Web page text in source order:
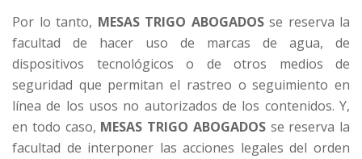
Por lo tanto, MESAS TRIGO ABOGADOSse reserva la
facultad de hacer uso de marcas de agua, de
dispositivos tecnológicos o de otros medios de
seguridad que permitan el rastreo o seguimiento en
línea de los usos no autorizados de los contenidos. Y,
en todo caso, MESAS TRIGO ABOGADOSse reserva la
facultad de interponer las acciones legales del orden